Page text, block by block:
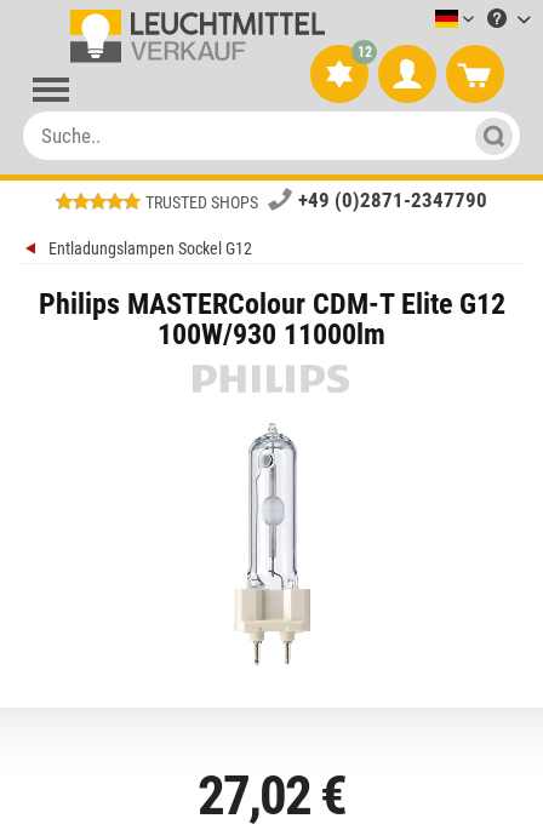
12
TRUSTED SHOPS +49 (0)2871-2347790
Entladungslampen Sockel G12
Philips MASTERColour CDM-T Elite G12
100W/930 11000lm
27,02 €